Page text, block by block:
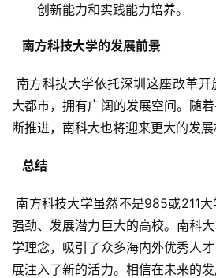
创新能力和实践能力培养。
  南方科技大学的发展前景
大都市，拥有广阔的发展空间。随
断推进，南科大也将迎来更大的发展
  总结
强劲、发展潜力巨大的高校。南科
学理念，吸引了众多海内外优秀人
展注入了新的活力。相信在未来的